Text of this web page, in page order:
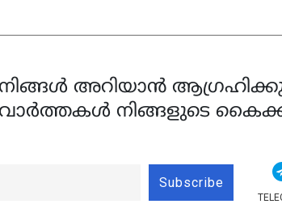
നിങ്ങൾ അറിയാൻ
വാർത്തകൾ നിങ്ങളുടെ
Subscribe